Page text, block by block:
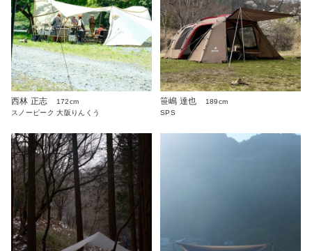
西林 正志
172cm
スノーピーク 大阪りんくう
笹嶋 達也
189cm
SPS